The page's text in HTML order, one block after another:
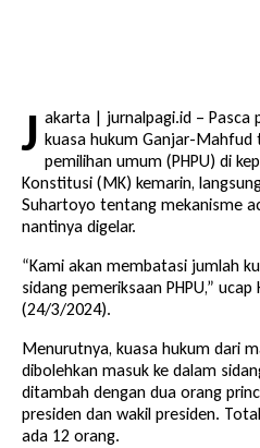
J akarta | jurnalpagi.id –
kuasa hukum Ganjar-Mahfud
pemilihan umum (PHPU) di
Konstitusi (MK) kemarin,
Suhartoyo tentang mekanisme
nantinya digelar.
“Kami akan membatasi jumlah
sidang pemeriksaan PHPU,”
(24/3/2024).
Menurutnya, kuasa hukum dari
dibolehkan masuk ke dalam
ditambah dengan dua orang
presiden dan wakil presiden.
ada 12 orang.